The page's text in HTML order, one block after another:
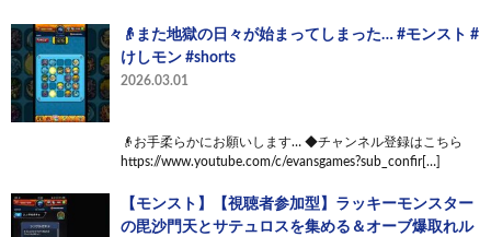
👴また地獄の日々が始まってしまった… #モンスト #
けしモン #shorts
2026.03.01
👴お手柔らかにお願いします… ◆チャンネル登録はこちら
https://www.youtube.com/c/evansgames?sub_confir[…]
【モンスト】【視聴者参加型】ラッキーモンスター
の毘沙門天とサテュロスを集める＆オーブ爆取れル